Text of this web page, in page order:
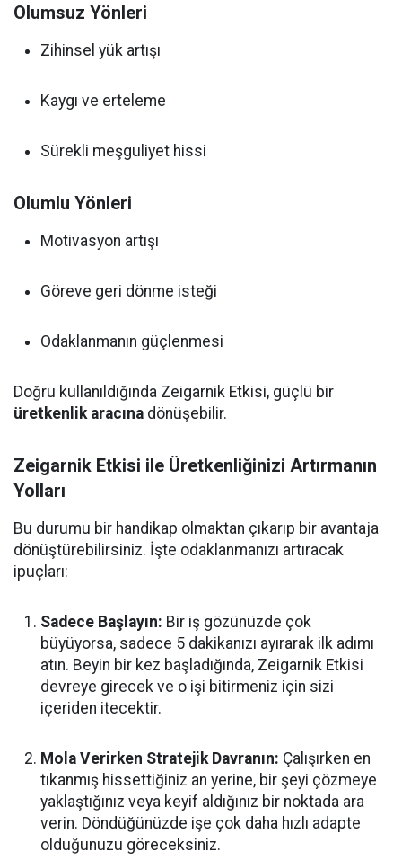
Olumsuz Yönleri
Zihinsel yük artışı
Kaygı ve erteleme
Sürekli meşguliyet hissi
Olumlu Yönleri
Motivasyon artışı
Göreve geri dönme isteği
Odaklanmanın güçlenmesi
Doğru kullanıldığında Zeigarnik Etkisi, güçlü bir
üretkenlik aracına dönüşebilir.
Zeigarnik Etkisi ile Üretkenliğinizi Artırmanın
Yolları
Bu durumu bir handikap olmaktan çıkarıp bir avantaja
dönüştürebilirsiniz. İşte odaklanmanızı artıracak
ipuçları:
Sadece Başlayın: Bir iş gözünüzde çok
büyüyorsa, sadece 5 dakikanızı ayırarak ilk adımı
atın. Beyin bir kez başladığında, Zeigarnik Etkisi
devreye girecek ve o işi bitirmeniz için sizi
içeriden itecektir.
Mola Verirken Stratejik Davranın: Çalışırken en
tıkanmış hissettiğiniz an yerine, bir şeyi çözmeye
yaklaştığınız veya keyif aldığınız bir noktada ara
verin. Döndüğünüzde işe çok daha hızlı adapte
olduğunuzu göreceksiniz.